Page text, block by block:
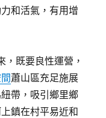
和活氣，有用增
既要良性運營，
蕭山區充足施展
帶，吸引鄉里鄉
鎮在村平易近和